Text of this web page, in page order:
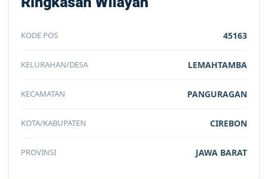
KODE POS 45163
KELURAHAN/DESA LEMAHTAMBA
KECAMATAN PANGURAGAN
KOTA/KABUPATEN CIREBON
PROVINSI JAWA BARAT